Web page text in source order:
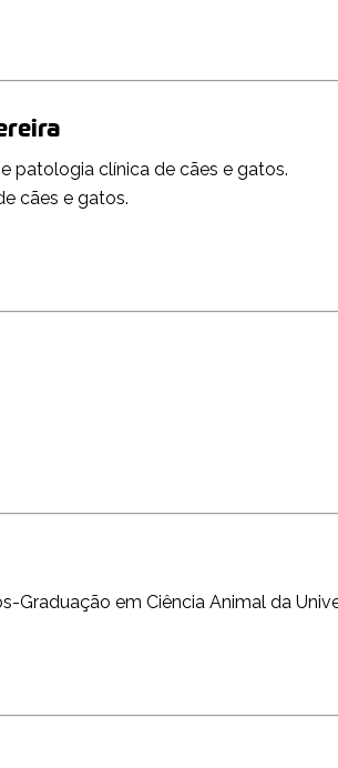
patologia clínica de cães e gatos.
cães e gatos.
em Ciência Animal da